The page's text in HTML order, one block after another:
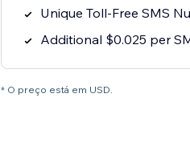
Unique Toll-Free SMS
Additional $0.025 per
* O preço está em USD.